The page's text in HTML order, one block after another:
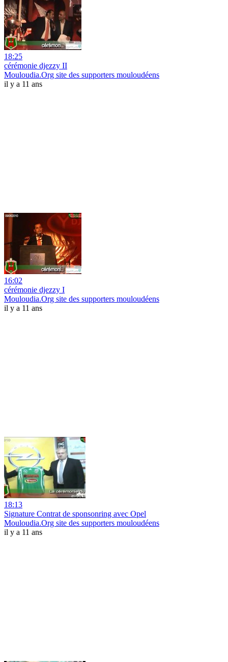
18:25
cérémonie djezzy II
Mouloudia.Org site des supporters mouloudéens
il y a 11 ans
16:02
cérémonie djezzy I
Mouloudia.Org site des supporters mouloudéens
il y a 11 ans
18:13
Signature Contrat de sponsonring avec Opel
Mouloudia.Org site des supporters mouloudéens
il y a 11 ans